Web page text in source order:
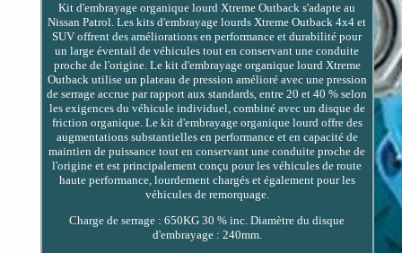
Kit d'embrayage organique lourd Xtreme Outback s'adapte au
Nissan Patrol. Les kits d'embrayage lourds Xtreme Outback 4x4 et
SUV offrent des améliorations en performance et durabilité pour
un large éventail de véhicules tout en conservant une conduite
proche de l'origine. Le kit d'embrayage organique lourd Xtreme
Outback utilise un plateau de pression amélioré avec une pression
de serrage accrue par rapport aux standards, entre 20 et 40 % selon
les exigences du véhicule individuel, combiné avec un disque de
friction organique. Le kit d'embrayage organique lourd offre des
augmentations substantielles en performance et en capacité de
maintien de puissance tout en conservant une conduite proche de
l'origine et est principalement conçu pour les véhicules de route
haute performance, lourdement chargés et également pour les
véhicules de remorquage.
Charge de serrage : 650KG 30 % inc. Diamètre du disque
d'embrayage : 240mm.